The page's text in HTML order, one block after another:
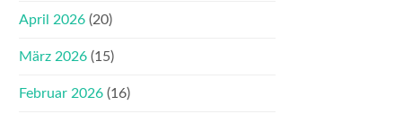
April 2026 (20)
März 2026 (15)
Februar 2026 (16)